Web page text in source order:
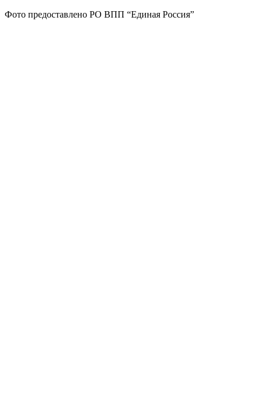
Фото предоставлено РО ВПП “Единая Россия”